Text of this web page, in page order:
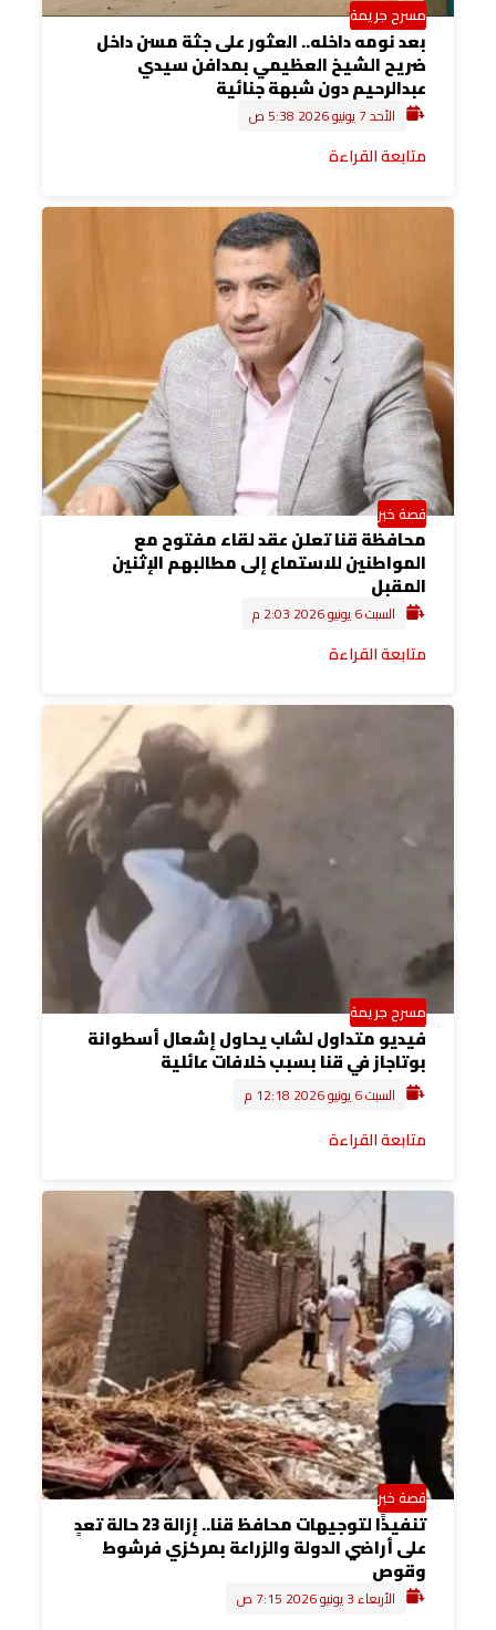
مسرح جريمة
بعد نومه داخله.. العثور على جثة مسن داخل
ضريح الشيخ العظيمي بمدافن سيدي
عبدالرحيم دون شبهة جنائية
الأحد 7 يونيو 2026 5:38 ص
متابعة القراءة
قصة خبر
محافظة قنا تعلن عقد لقاء مفتوح مع
المواطنين للاستماع إلى مطالبهم الإثنين
المقبل
السبت 6 يونيو 2026 2:03 م
متابعة القراءة
مسرح جريمة
فيديو متداول لشاب يحاول إشعال أسطوانة
بوتاجاز في قنا بسبب خلافات عائلية
السبت 6 يونيو 2026 12:18 م
متابعة القراءة
قصة خبر
تنفيذًا لتوجيهات محافظ قنا.. إزالة 23 حالة تعدٍ
على أراضي الدولة والزراعة بمركزي فرشوط
وقوص
الأربعاء 3 يونيو 2026 7:15 ص